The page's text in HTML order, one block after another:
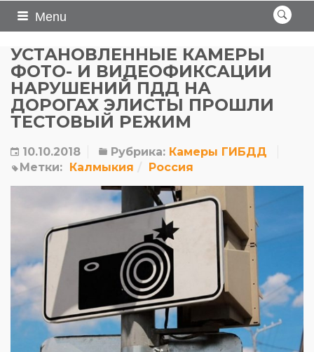
Menu
УСТАНОВЛЕННЫЕ КАМЕРЫ
ФОТО- И ВИДЕОФИКСАЦИИ
НАРУШЕНИЙ ПДД НА
ДОРОГАХ ЭЛИСТЫ ПРОШЛИ
ТЕСТОВЫЙ РЕЖИМ
10.10.2018 Рубрика: Камеры ГИБДД
Метки: Калмыкия Россия